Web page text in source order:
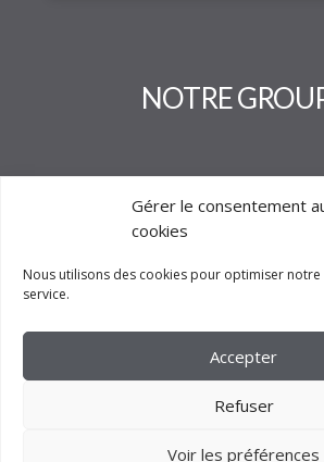
Gérer le consentement
cookies
Nous utilisons des cookies pour optimiser
service.
Accepter
Refuser
Voir les préférences
NOTRE